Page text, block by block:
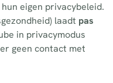
eigen privacybeleid.
laadt pas
in privacymodus
geen contact met